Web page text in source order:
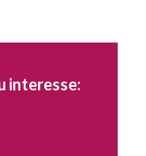
interesse: